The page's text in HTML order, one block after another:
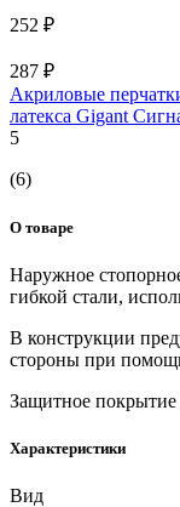
252 ₽
287 ₽
Акриловые
латекса Gigant
5
(6)
О товаре
Наружное
гибкой стали,
В конструкции
стороны при
Защитное покрытие
Характеристики
Вид